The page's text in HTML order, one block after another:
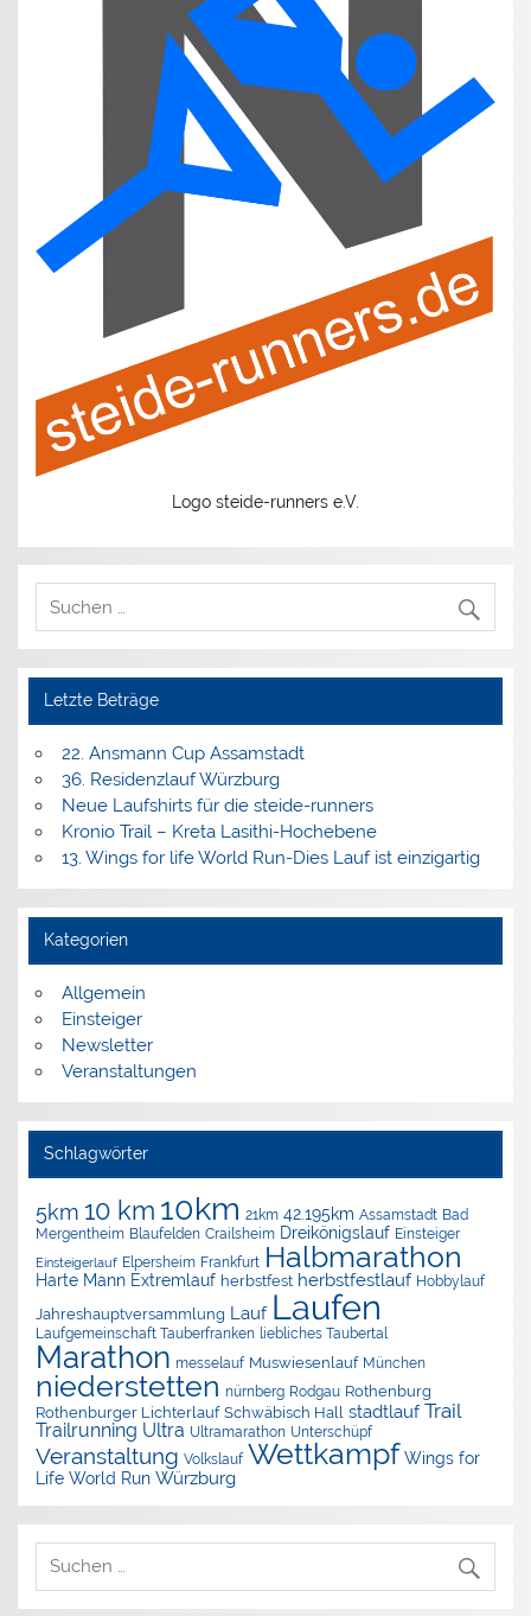
Logo steide-runners e.V.
Letzte Beträge
22. Ansmann Cup Assamstadt
36. Residenzlauf Würzburg
Neue Laufshirts für die steide-runners
Kronio Trail – Kreta Lasithi-Hochebene
13. Wings for life World Run-Dies Lauf ist einzigartig
Kategorien
Allgemein
Einsteiger
Newsletter
Veranstaltungen
Schlagwörter
5km 10 km 10km 21km 42.195km Assamstadt Bad
Mergentheim Blaufelden Crailsheim Dreikönigslauf Einsteiger
Einsteigerlauf Elpersheim Frankfurt Halbmarathon
Harte Mann Extremlauf herbstfest herbstfestlauf Hobbylauf
Jahreshauptversammlung Lauf Laufen
Laufgemeinschaft Tauberfranken liebliches Taubertal
Marathon messelauf Muswiesenlauf München
niederstetten nürnberg Rodgau Rothenburg
Rothenburger Lichterlauf Schwäbisch Hall stadtlauf Trail
Trailrunning Ultra Ultramarathon Unterschüpf
Veranstaltung Volkslauf Wettkampf Wings for
Life World Run Würzburg